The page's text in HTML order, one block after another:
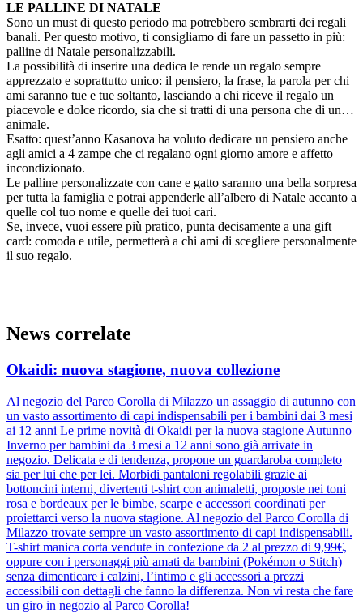
LE PALLINE DI NATALE
Sono un must di questo periodo ma potrebbero sembrarti dei regali
banali. Per questo motivo, ti consigliamo di fare un passetto in più:
palline di Natale personalizzabili.
La possibilità di inserire una dedica le rende un regalo sempre
apprezzato e soprattutto unico: il pensiero, la frase, la parola per chi
ami saranno tue e tue soltanto, lasciando a chi riceve il regalo un
piacevole e dolce ricordo, sia che si tratti di una persona che di un…
animale.
Esatto: quest’anno Kasanova ha voluto dedicare un pensiero anche
agli amici a 4 zampe che ci regalano ogni giorno amore e affetto
incondizionato.
Le palline personalizzate con cane e gatto saranno una bella sorpresa
per tutta la famiglia e potrai appenderle all’albero di Natale accanto a
quelle col tuo nome e quelle dei tuoi cari.
Se, invece, vuoi essere più pratico, punta decisamente a una gift
card: comoda e utile, permetterà a chi ami di scegliere personalmente
il suo regalo.
News correlate
Okaidi: nuova stagione, nuova collezione
Al negozio del Parco Corolla di Milazzo un assaggio di autunno con
un vasto assortimento di capi indispensabili per i bambini dai 3 mesi
ai 12 anni Le prime novità di Okaidi per la nuova stagione Autunno
Inverno per bambini da 3 mesi a 12 anni sono già arrivate in
negozio. Delicata e di tendenza, propone un guardaroba completo
sia per lui che per lei. Morbidi pantaloni regolabili grazie ai
bottoncini interni, divertenti t-shirt con animaletti, proposte nei toni
rosa e bordeaux per le bimbe, scarpe e accessori coordinati per
proiettarci verso la nuova stagione. Al negozio del Parco Corolla di
Milazzo trovate sempre un vasto assortimento di capi indispensabili.
T-shirt manica corta vendute in confezione da 2 al prezzo di 9,99€,
oppure con i personaggi più amati da bambini (Pokémon o Stitch)
senza dimenticare i calzini, l’intimo e gli accessori a prezzi
accessibili con dettagli che fanno la differenza. Non vi resta che fare
un giro in negozio al Parco Corolla!